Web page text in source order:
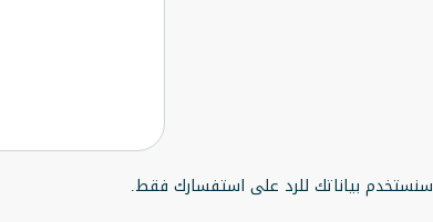
سنستخدم بياناتك للرد على استفسارك فقط.